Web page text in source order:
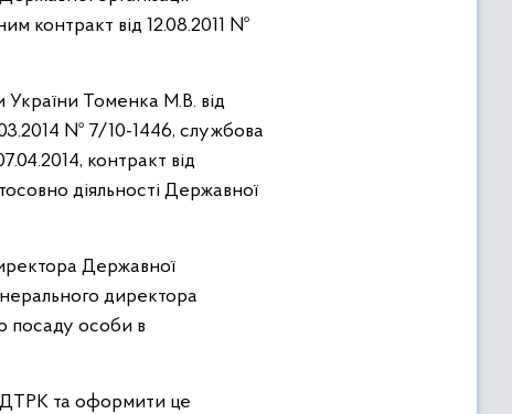
контракт від 12.08.2011 №
України Томенка М.В. від
№ 7/10-1446, службова
контракт від
діяльності Державної
Державної
директора
посаду особи в
та оформити це